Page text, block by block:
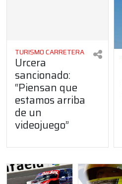
TURISMO CARRETERA
Urcera
sancionado:
“Piensan que
estamos arriba
de un
videojuego”